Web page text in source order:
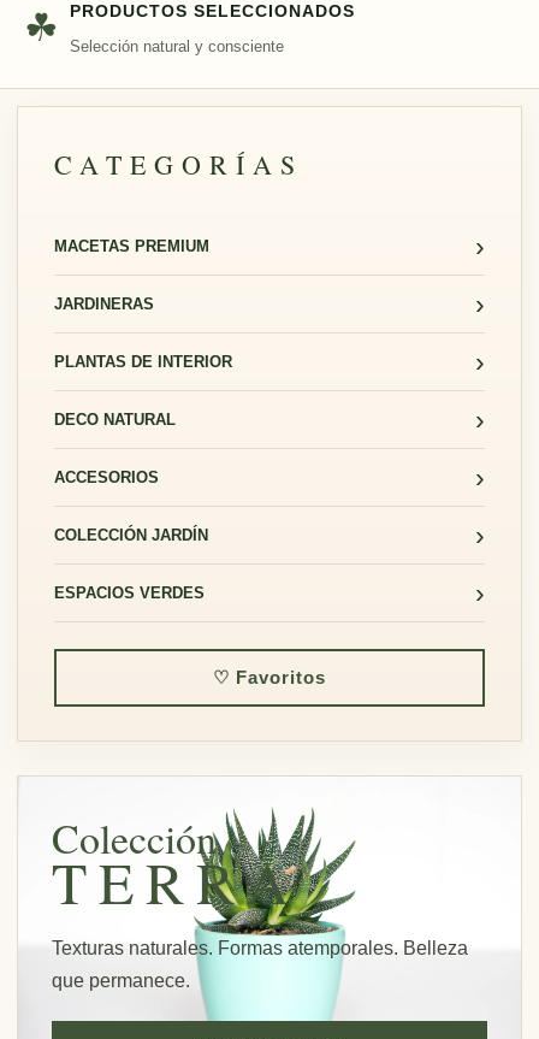
☘ PRODUCTOS SELECCIONADOS
Selección natural y consciente
CATEGORÍAS
MACETAS PREMIUM ›
JARDINERAS ›
PLANTAS DE INTERIOR ›
DECO NATURAL ›
ACCESORIOS ›
COLECCIÓN JARDÍN ›
ESPACIOS VERDES ›
♡ Favoritos
Colección
TERRA
Texturas naturales. Formas atemporales. Belleza
que permanece.